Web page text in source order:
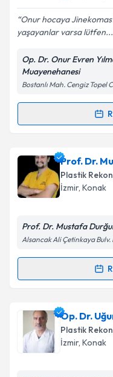
E-posta Adresiniz
Kişisel
Metni'ni
kapsamda
Onur hocaya
yaşayanlar varsa lütfen...
Op. Dr. Onur Evren
Muayenehanesi
Bostanlı Mah. Cengiz Topel
Randevu
Op. Dr. Onur
talebi oluşturun.
için bir takvim
bilgilendireceğiz.
E-posta Adresiniz
Kişisel
kapsamda
Prof. Dr.
Plastik
İzmir, Konak
Prof. Dr. Mustafa
Alsancak Ali Çetinkaya Bulv.
Randevu
Prof. Dr.
oluşturun. Size bu
takvim
Op. Dr.
Plastik
İzmir, Konak